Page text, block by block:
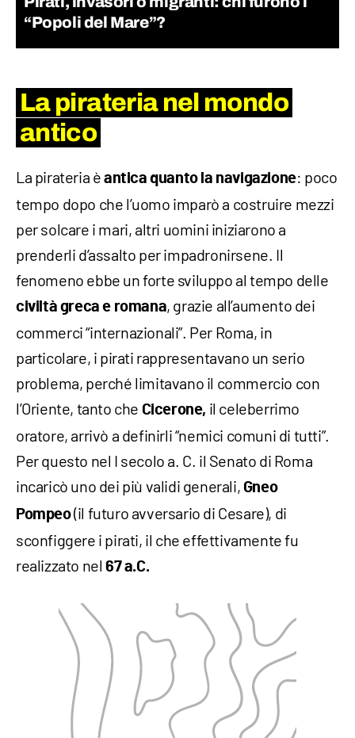
“Popoli del Mare”?
La pirateria nel mondo
antico
La pirateria è antica quanto la navigazione: poco
tempo dopo che l’uomo imparò a costruire mezzi
per solcare i mari, altri uomini iniziarono a
prenderli d’assalto per impadronirsene. Il
fenomeno ebbe un forte sviluppo al tempo delle
civiltà greca e romana, grazie all’aumento dei
commerci “internazionali”. Per Roma, in
particolare, i pirati rappresentavano un serio
problema, perché limitavano il commercio con
l’Oriente, tanto che Cicerone, il celeberrimo
oratore, arrivò a definirli “nemici comuni di tutti”.
Per questo nel I secolo a. C. il Senato di Roma
incaricò uno dei più validi generali, Gneo
Pompeo(il futuro avversario di Cesare), di
sconfiggere i pirati, il che effettivamente fu
realizzato nel 67 a.C.